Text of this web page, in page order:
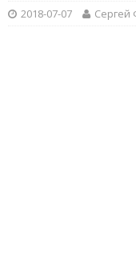
2018-07-07 Сергей